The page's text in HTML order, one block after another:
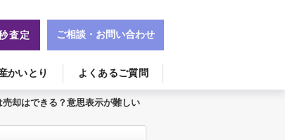
かいとり よくあるご質問
査定 ご相談・お問い合わせ
却はできる？意思表示が難しい